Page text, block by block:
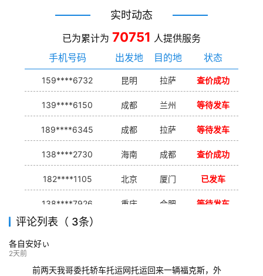
实时动态
已为累计为 70751 人提供服务
手机号码
出发地 目的地 状态
159****6732 昆明 拉萨 查价成功
139****6150 成都 兰州 等待发车
189****6345 成都 拉萨 等待发车
138****2730 海南 成都 查价成功
182****1105 北京 厦门 已发车
138****7926 重庆 合肥 等待发车
139****9233
评论列表（ 3条）
各自安好ぃ
2天前
前两天我哥委托轿车托运网托运回来一辆福克斯，外